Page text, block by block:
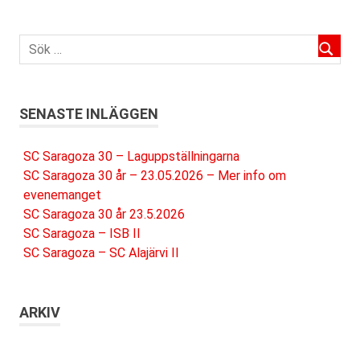
SENASTE INLÄGGEN
SC Saragoza 30 – Laguppställningarna
SC Saragoza 30 år – 23.05.2026 – Mer info om
evenemanget
SC Saragoza 30 år 23.5.2026
SC Saragoza – ISB II
SC Saragoza – SC Alajärvi II
ARKIV